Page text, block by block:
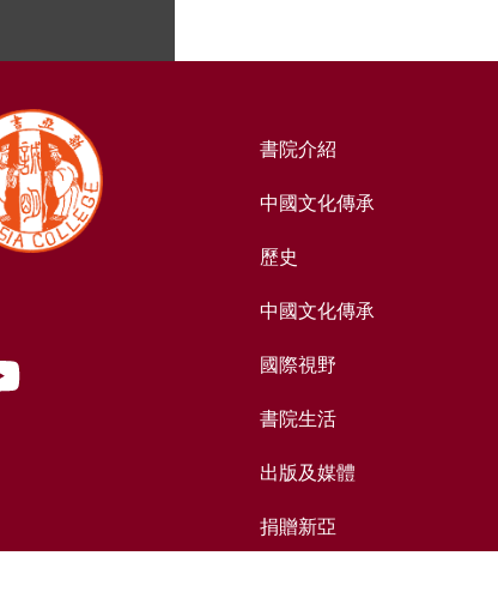
書院介紹
中國文化傳承
歷史
中國文化傳承
國際視野
書院生活
出版及媒體
捐贈新亞